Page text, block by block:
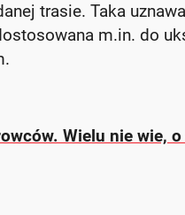
trasie. Taka
m.in. do
Wielu nie wie,